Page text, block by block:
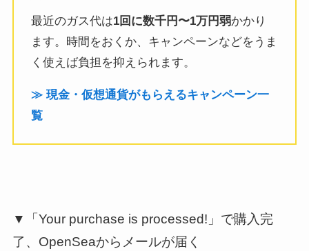
最近のガス代は1回に数千円〜1万円弱かかり
ます。時間をおくか、キャンペーンなどをうま
く使えば負担を抑えられます。
≫ 現金・仮想通貨がもらえるキャンペーン一
覧
▼「Your purchase is processed!」で購入完
了、OpenSeaからメールが届く